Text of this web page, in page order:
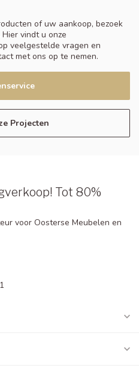
of uw aankoop, bezoek
vindt u onze
veelgestelde vragen en
met ons op te nemen.
Projecten
Tot 80%
voor Oosterse Meubelen en